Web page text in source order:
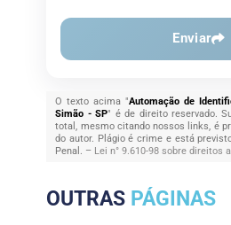
Enviar
O texto acima "Automação de
Simão - SP" é de direito reservado.
total, mesmo citando nossos links, é
do autor. Plágio é crime e está
Penal. – Lei n° 9.610-98 sobre direitos
OUTRAS PÁGINAS